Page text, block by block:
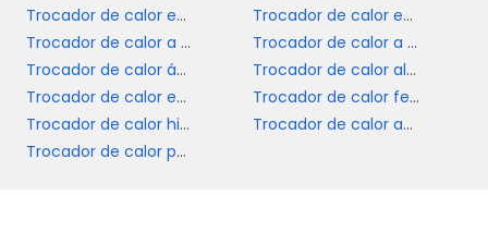
Trocador de calor em placas
Trocador de calor em serpentina
Trocador de calor a ar
Trocador de calor a vapor
Trocador de calor água óleo
Trocador de calor aletado
Trocador de calor espiral
Trocador de calor feixe tubular
Trocador de calor hidráulico
Trocador de calor aquecedor
Trocador de calor para piscina